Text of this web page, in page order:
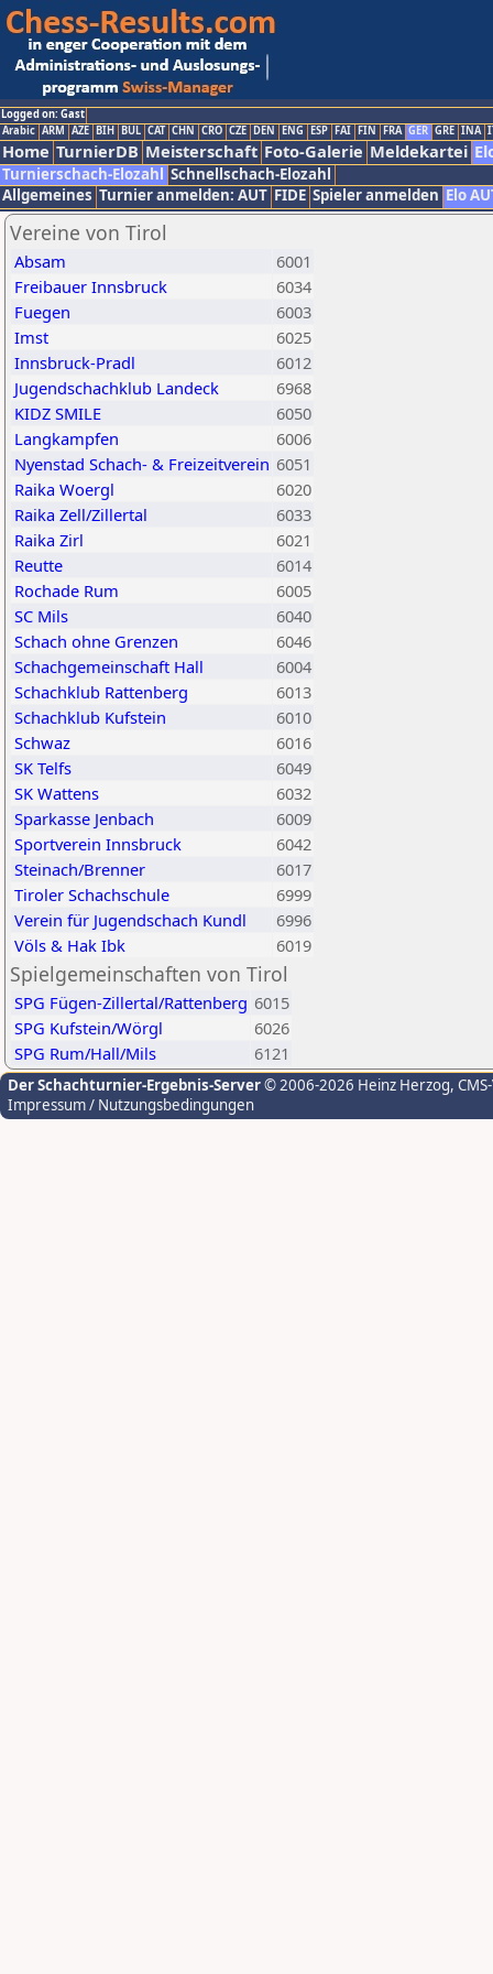
Logged on: Gast
Arabic ARM AZE BIH BUL CAT CHN CRO CZE DEN ENG ESP FAI FIN FRA GER GRE INA
Home TurnierDB Meisterschaft Foto-Galerie Meldekartei
Turnierschach-Elozahl Schnellschach-Elozahl
Allgemeines Turnier anmelden: AUT FIDE Spieler anmelden Elo
Vereine von Tirol
Absam
6001
Freibauer Innsbruck
6034
Fuegen
6003
Imst
6025
Innsbruck-Pradl
6012
Jugendschachklub Landeck
6968
KIDZ SMILE
6050
Langkampfen
6006
Nyenstad Schach- & Freizeitverein 6051
Raika Woergl
6020
Raika Zell/Zillertal
6033
Raika Zirl
6021
Reutte
6014
Rochade Rum
6005
SC Mils
6040
Schach ohne Grenzen
6046
Schachgemeinschaft Hall
6004
Schachklub Rattenberg
6013
Schachklub Kufstein
6010
Schwaz
6016
SK Telfs
6049
SK Wattens
6032
Sparkasse Jenbach
6009
Sportverein Innsbruck
6042
Steinach/Brenner
6017
Tiroler Schachschule
6999
Verein für Jugendschach Kundl
6996
Völs & Hak Ibk
6019
Spielgemeinschaften von Tirol
SPG Fügen-Zillertal/Rattenberg 6015
SPG Kufstein/Wörgl
6026
SPG Rum/Hall/Mils
6121
Der Schachturnier-Ergebnis-Server© 2006-2026 Heinz Herzog,
Impressum / Nutzungsbedingungen